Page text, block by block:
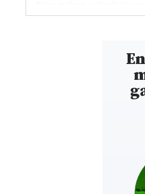
équipe vous accueillent du
déjeuners sont servis jusqu’à
puis vous pouvez déjeuner
12h et 14h30 et enfin, la
brasserie salon de thé prend
suite jusqu’à 18h30. Très bon